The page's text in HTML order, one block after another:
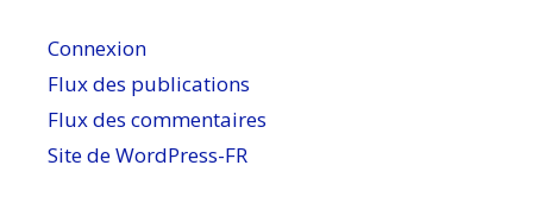
Connexion
Flux des publications
Flux des commentaires
Site de WordPress-FR